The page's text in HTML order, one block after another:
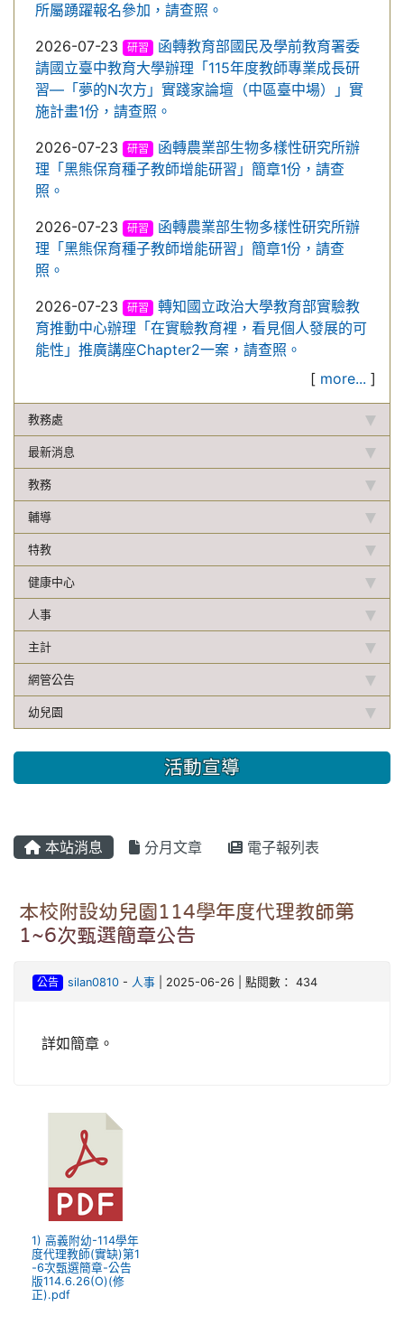
所屬踴躍報名參加，請查照。
2026-07-23
研習
函轉教育部國民及學前教育署委
請國立臺中教育大學辦理「115年度教師專業成長研
習—「夢的N次方」實踐家論壇（中區臺中場）」實
施計畫1份，請查照。
2026-07-23
研習
函轉農業部生物多樣性研究所辦
理「黑熊保育種子教師增能研習」簡章1份，請查
照。
2026-07-23
研習
函轉農業部生物多樣性研究所辦
理「黑熊保育種子教師增能研習」簡章1份，請查
照。
2026-07-23
研習
轉知國立政治大學教育部實驗教
育推動中心辦理「在實驗教育裡，看見個人發展的可
能性」推廣講座Chapter2一案，請查照。
[ more... ]
教務處
最新消息
教務
輔導
特教
健康中心
人事
主計
網管公告
幼兒園
活動宣導
本站消息 分月文章 電子報列表
本校附設幼兒園114學年度代理教師第
1~6次甄選簡章公告
公告 silan0810- 人事| 2025-06-26 | 點閱數： 434
詳如簡章。
1) 高義附幼-114學年
度代理教師(實缺)第1
-6次甄選簡章-公告
版114.6.26(O)(修
正).pdf